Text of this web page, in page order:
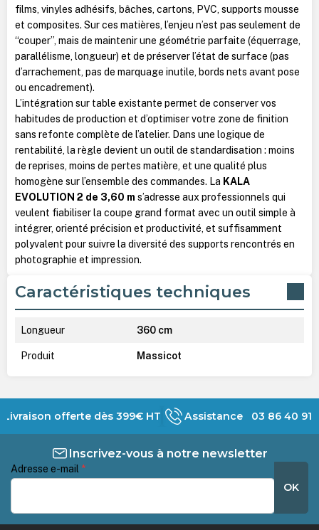
films, vinyles adhésifs, bâches, cartons, PVC, supports mousse
et composites. Sur ces matières, l’enjeu n’est pas seulement de
“couper”, mais de maintenir une géométrie parfaite (équerrage,
parallélisme, longueur) et de préserver l’état de surface (pas
d’arrachement, pas de marquage inutile, bords nets avant pose
ou encadrement).
L’intégration sur table existante permet de conserver vos
habitudes de production et d’optimiser votre zone de finition
sans refonte complète de l’atelier. Dans une logique de
rentabilité, la règle devient un outil de standardisation : moins
de reprises, moins de pertes matière, et une qualité plus
homogène sur l’ensemble des commandes. La KALA
EVOLUTION 2 de 3,60 m s’adresse aux professionnels qui
veulent fiabiliser la coupe grand format avec un outil simple à
intégrer, orienté précision et productivité, et suffisamment
polyvalent pour suivre la diversité des supports rencontrés en
photographie et impression.
Caractéristiques techniques
Longueur 360 cm
Produit Massicot
Livraison offerte dès 399€ HT Assistance 03 86 40 91
Inscrivez-vous à notre newsletter
Adresse e-mail *
OK